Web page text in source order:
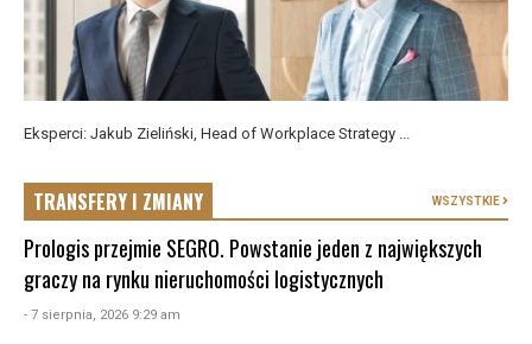
Eksperci: Jakub Zieliński, Head of Workplace Strategy ...
TRANSFERY I ZMIANY WSZYSTKIE
Prologis przejmie SEGRO. Powstanie jeden z największych
graczy na rynku nieruchomości logistycznych
- 7 sierpnia, 2026 9:29 am